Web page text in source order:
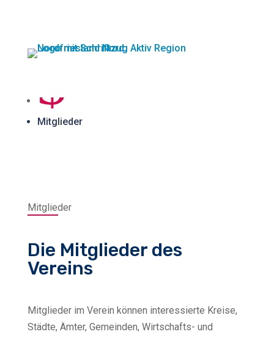
Startseite
$
Mitglieder
Mitglieder
Die Mitglieder des
Vereins
Mitglieder im Verein können interessierte Kreise,
Städte, Ämter, Gemeinden, Wirtschafts- und